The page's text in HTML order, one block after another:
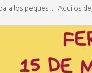
los peques… Aquí os